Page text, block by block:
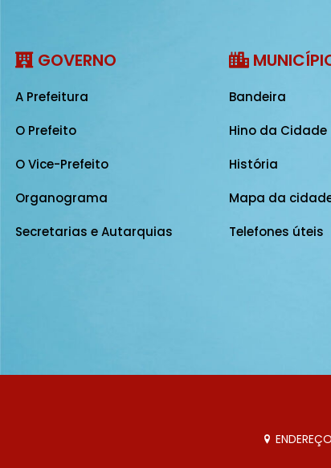
GOVERNO
A Prefeitura
O Prefeito
O Vice-Prefeito
Organograma
Secretarias e Autarquias
Bandeira
Hino da Cidade
História
Mapa da
Telefones úteis